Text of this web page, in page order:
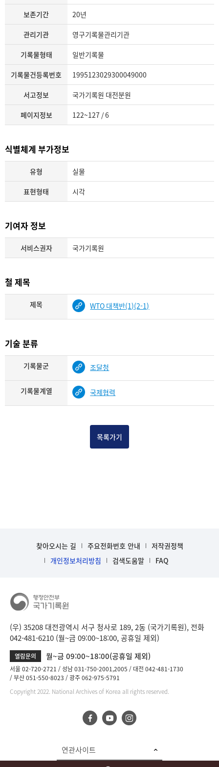
보존기간 20년
관리기관 영구기록물관리기관
기록물형태 일반기록물
기록물건등록번호 1995123029300049000
서고정보 국가기록원 대전분원
페이지정보 122~127 / 6
식별체계 부가정보
유형 실물
표현형태 시각
기여자 정보
서비스권자 국가기록원
철 제목
제목 WTO 대책반(1)(2-1)
기술 분류
기록물군 조달청
기록물계열 국제협력
목록가기
찾아오시는 길 주요전화번호 안내
저작권정책
개인정보처리방침
검색도움말 FAQ
(우) 35208 대전광역시 서구 청사로 189, 2동 (국가기록원), 전화
042-481-6210 (월~금 09:00~18:00, 공휴일 제외)
열람문의 월~금 09:00~18:00(공휴일 제외)
서울 02-720-2721 성남 031-750-2001,2005
대전 042-481-1730
부산 051-550-8023
광주 062-975-5791
Copyright 2022. National Archives of Korea all rights reserved.
연관사이트